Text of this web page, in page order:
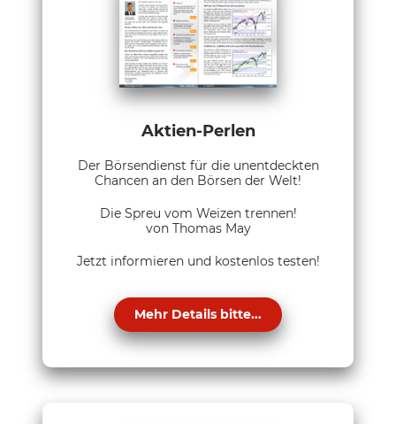
Aktien-Perlen
Der Börsendienst für die unentdeckten
Chancen an den Börsen der Welt!
Die Spreu vom Weizen trennen!
von Thomas May
Jetzt informieren und kostenlos testen!
Mehr Details bitte...